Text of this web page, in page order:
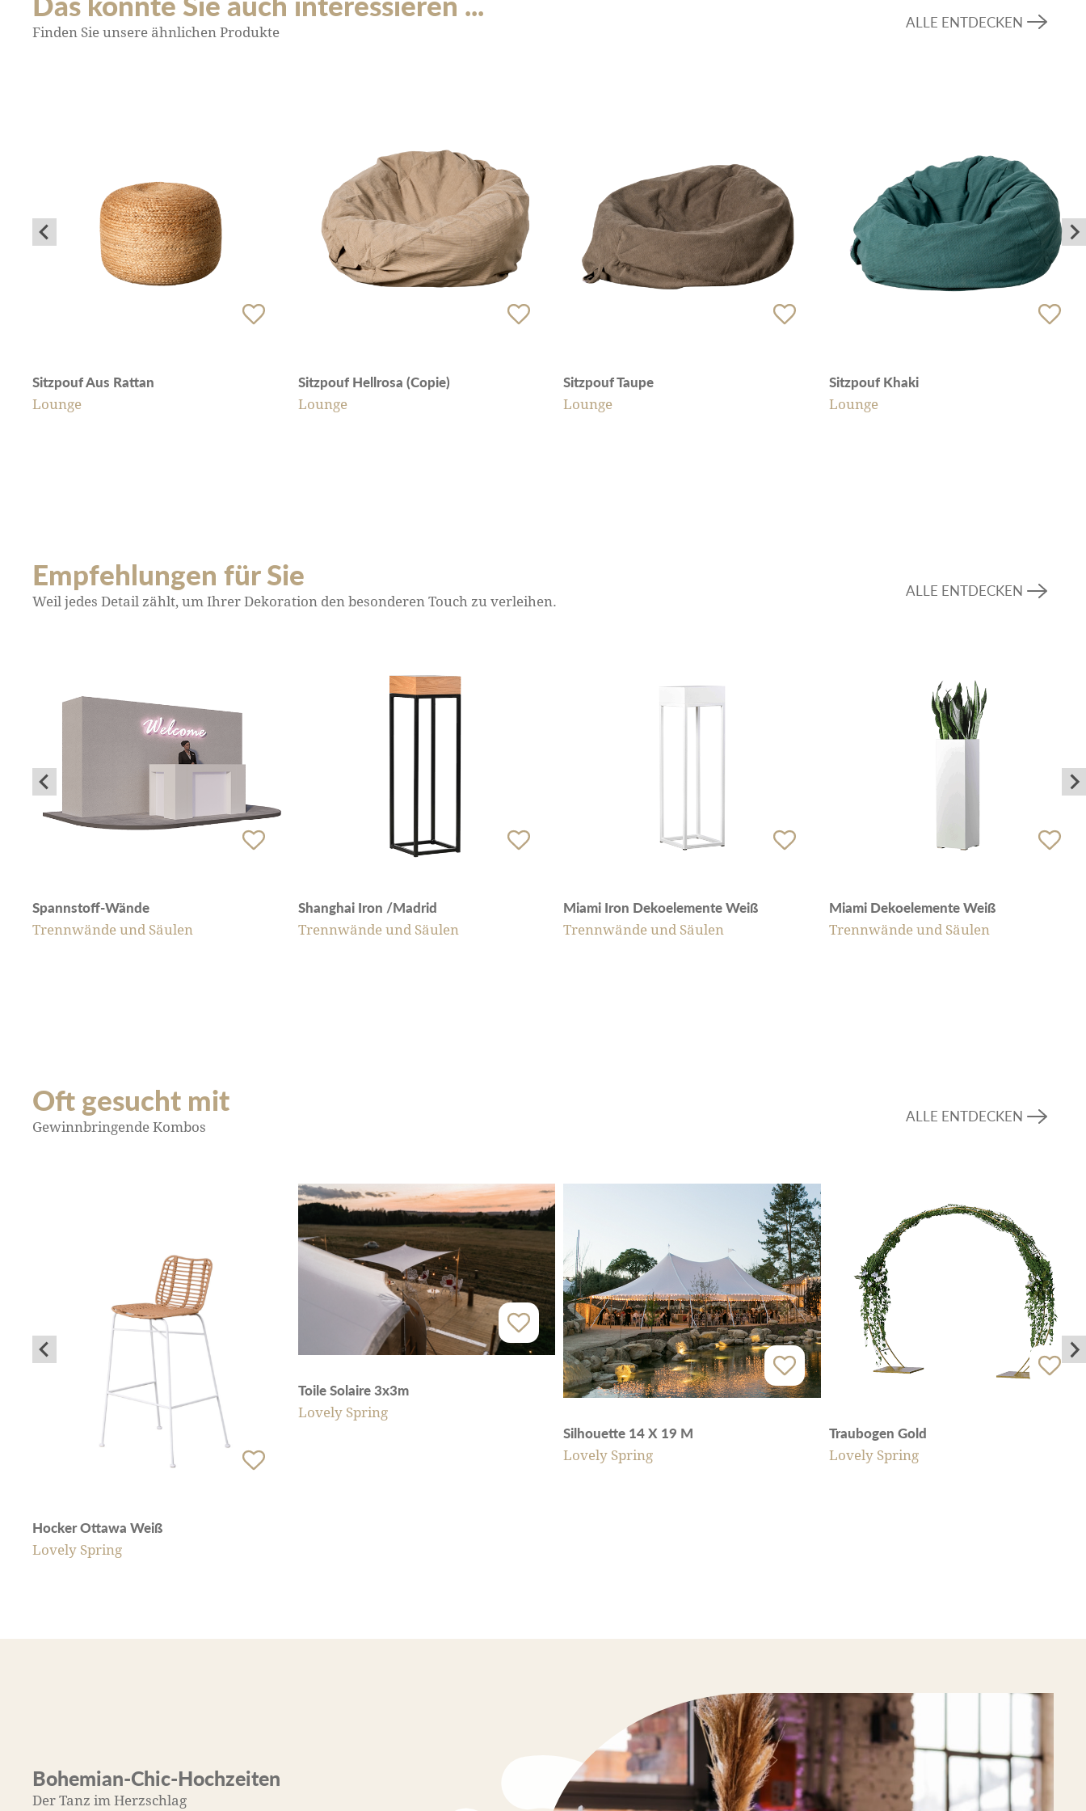
Insgesamt ist das „Miami“ Sofa eine ausgezeichnete Wahl für
Veranstaltungsplaner, die ein elegantes, langlebiges und komfortables
Möbelstück für den Außenbereich suchen, das sich nahtlos in verschiedene
Veranstaltungsumgebungen einfügt und sowohl Stil als auch Funktionalität
Finden Sie unsere ähnlichen Produkte
ALLE ENTDECKEN
Sitzpouf Aus Rattan
Lounge
Sitzpouf Hellrosa (Copie)
Lounge
Sitzpouf Taupe
Lounge
Sitzpouf Khaki
Lounge
Empfehlungen für Sie
Weil jedes Detail zählt, um Ihrer Dekoration den besonderen Touch zu verleihen.
ALLE ENTDECKEN
Spannstoff-Wände
Trennwände und Säulen
Shanghai Iron /Madrid
Trennwände und Säulen
Miami Iron Dekoelemente Weiß
Trennwände und Säulen
Miami Dekoelemente Weiß
Trennwände und Säulen
Oft gesucht mit
Gewinnbringende Kombos
ALLE ENTDECKEN
Hocker Ottawa Weiß
Lovely Spring
Toile Solaire 3x3m
Lovely Spring
Silhouette 14 X 19 M
Lovely Spring
Traubogen Gold
Lovely Spring
Bohemian-Chic-Hochzeiten
Der Tanz im Herzschlag